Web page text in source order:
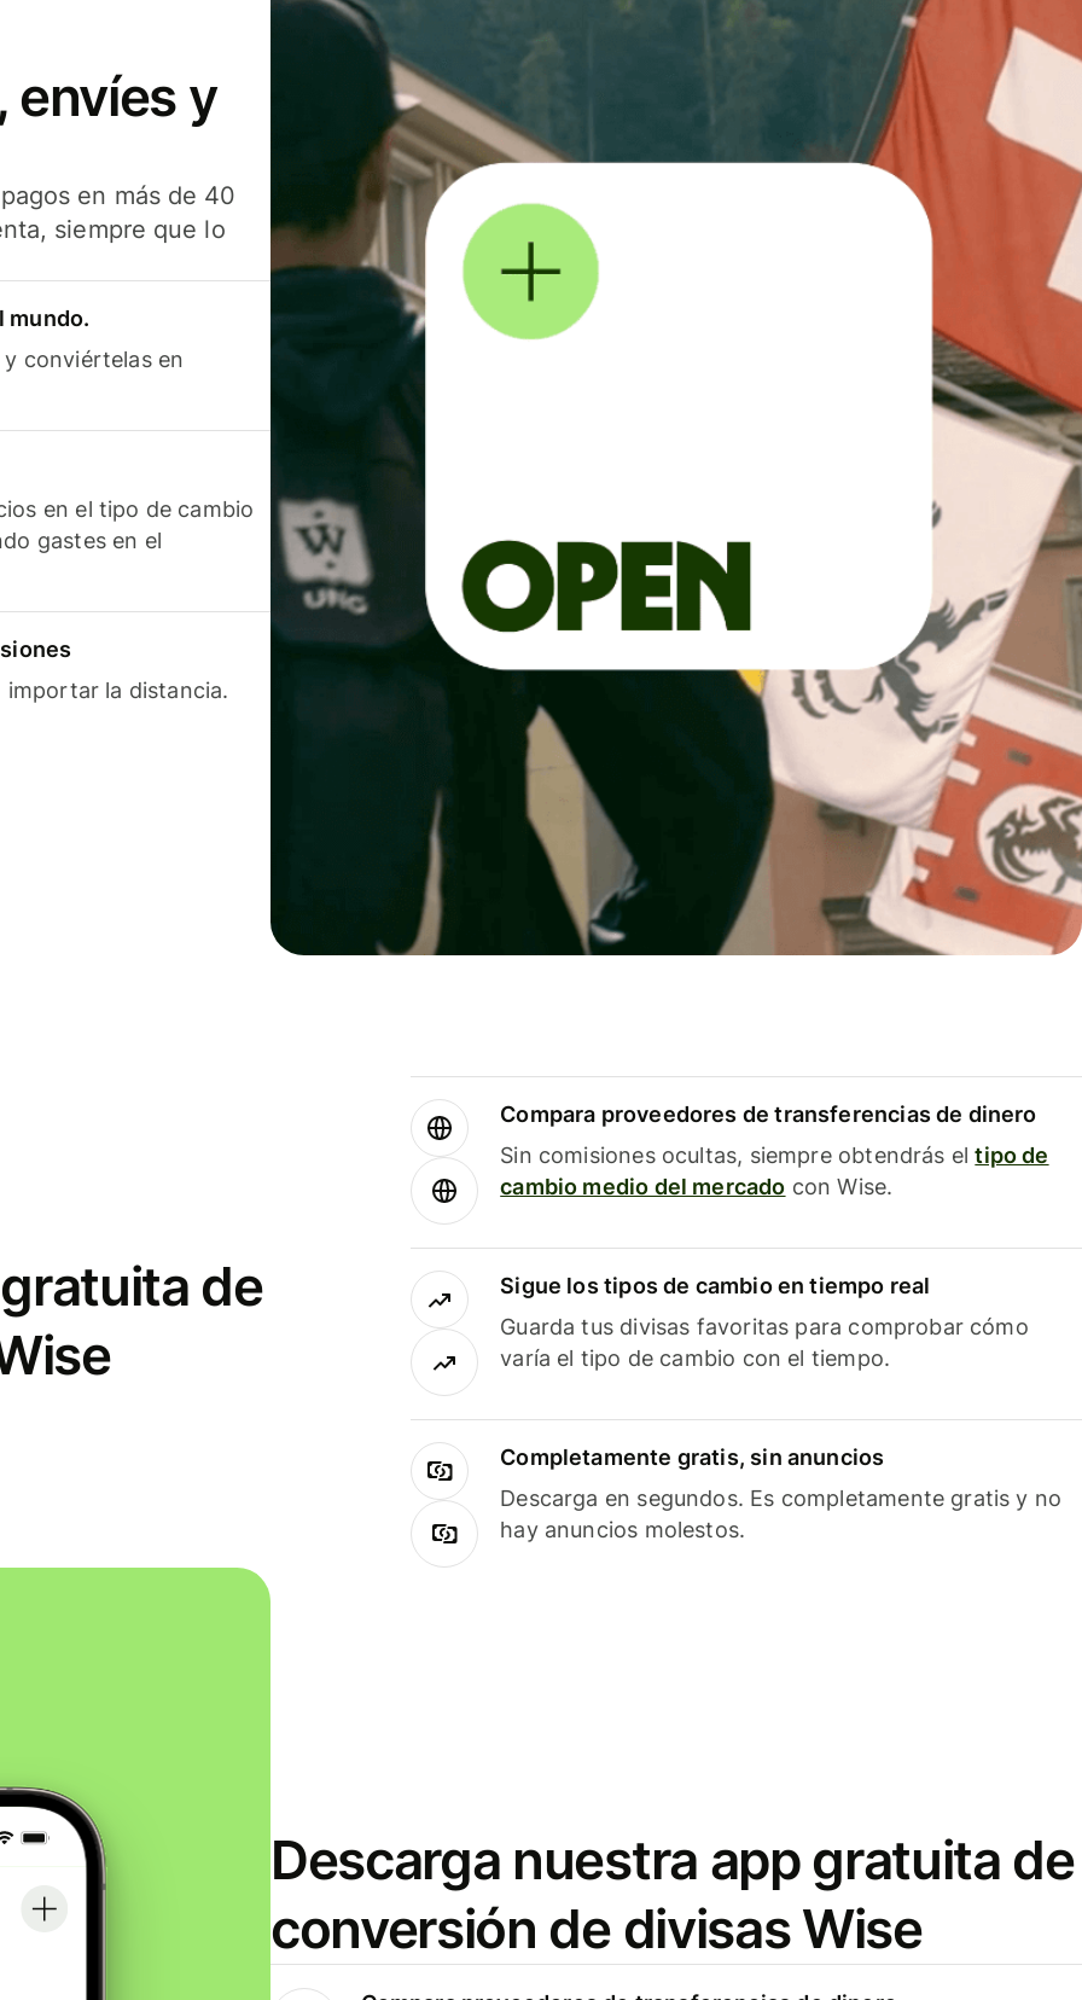
envíes y
en más de 40
siempre que lo
mundo.
conviértelas en
en el tipo de cambio
gastes en el
importar la distancia.
de
Compara proveedores de transferencias de dinero
Sin comisiones ocultas, siempre obtendrás eltipo de
cambio medio del mercado con Wise.
Sigue los tipos de cambio en tiempo real
Guarda tus divisas favoritas para comprobar cómo
varía el tipo de cambio con el tiempo.
Completamente gratis, sin anuncios
Descarga en segundos. Es completamente gratis y no
hay anuncios molestos.
Descarga nuestra app gratuita de
conversión de divisas Wise